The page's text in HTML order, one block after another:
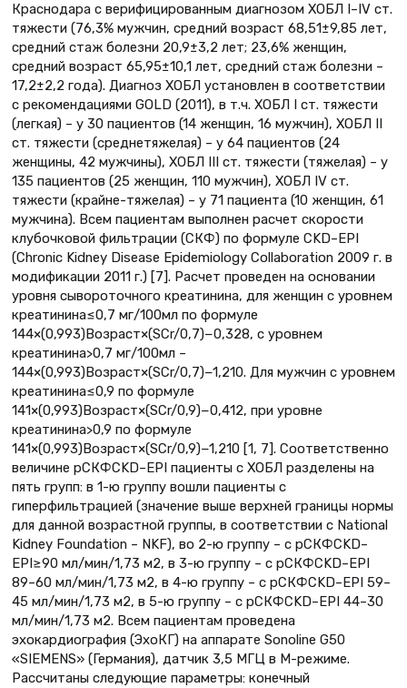
Краснодара с верифицированным диагнозом ХОБЛ I–IV ст.
тяжести (76,3% мужчин, средний возраст 68,51±9,85 лет,
средний стаж болезни 20,9±3,2 лет; 23,6% женщин,
средний возраст 65,95±10,1 лет, средний стаж болезни –
17,2±2,2 года). Диагноз ХОБЛ установлен в соответствии
с рекомендациями GOLD (2011), в т.ч. ХОБЛ I ст. тяжести
(легкая) – у 30 пациентов (14 женщин, 16 мужчин), ХОБЛ II
ст. тяжести (среднетяжелая) – у 64 пациентов (24
женщины, 42 мужчины), ХОБЛ III ст. тяжести (тяжелая) – у
135 пациентов (25 женщин, 110 мужчин), ХОБЛ IV ст.
тяжести (крайне-тяжелая) – у 71 пациента (10 женщин, 61
мужчина). Всем пациентам выполнен расчет скорости
клубочковой фильтрации (СКФ) по формуле CKD–EPI
(Chronic Kidney Disease Epidemiology Collaboration 2009 г. в
модификации 2011 г.) [7]. Расчет проведен на основании
уровня сывороточного креатинина, для женщин с уровнем
креатинина≤0,7 мг/100мл по формуле
144×(0,993)Возраст×(SCr/0,7)−0,328, с уровнем
креатинина>0,7 мг/100мл –
144×(0,993)Возраст×(SCr/0,7)−1,210. Для мужчин с уровнем
креатинина≤0,9 по формуле
141×(0,993)Возраст×(SCr/0,9)−0,412, при уровне
креатинина>0,9 по формуле
141×(0,993)Возраст×(SCr/0,9)−1,210 [1, 7]. Соответственно
величине рСКФCKD–EPI пациенты с ХОБЛ разделены на
пять групп: в 1-ю группу вошли пациенты с
гиперфильтрацией (значение выше верхней границы нормы
для данной возрастной группы, в соответствии с National
Kidney Foundation – NKF), во 2-ю группу – с рСКФCKD–
EPI≥90 мл/мин/1,73 м2, в 3-ю группу – с рСКФCKD–EPI
89–60 мл/мин/1,73 м2, в 4-ю группу – с рСКФCKD–EPI 59–
45 мл/мин/1,73 м2, в 5-ю группу – с рСКФCKD–EPI 44–30
мл/мин/1,73 м2. Всем пациентам проведена
эхокардиография (ЭхоКГ) на аппарате Sonoline G50
«SIEMENS» (Германия), датчик 3,5 МГЦ в М-режиме.
Рассчитаны следующие параметры: конечный